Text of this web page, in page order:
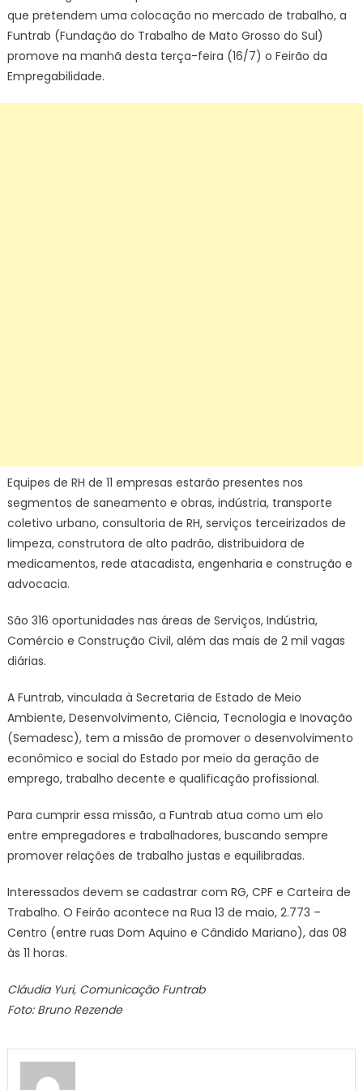
que pretendem uma colocação no mercado de trabalho, a
Funtrab (Fundação do Trabalho de Mato Grosso do Sul)
promove na manhã desta terça-feira (16/7) o Feirão da
Empregabilidade.
Equipes de RH de 11 empresas estarão presentes nos
segmentos de saneamento e obras, indústria, transporte
coletivo urbano, consultoria de RH, serviços terceirizados de
limpeza, construtora de alto padrão, distribuidora de
medicamentos, rede atacadista, engenharia e construção e
advocacia.
São 316 oportunidades nas áreas de Serviços, Indústria,
Comércio e Construção Civil, além das mais de 2 mil vagas
diárias.
A Funtrab, vinculada à Secretaria de Estado de Meio
Ambiente, Desenvolvimento, Ciência, Tecnologia e Inovação
(Semadesc), tem a missão de promover o desenvolvimento
econômico e social do Estado por meio da geração de
emprego, trabalho decente e qualificação profissional.
Para cumprir essa missão, a Funtrab atua como um elo
entre empregadores e trabalhadores, buscando sempre
promover relações de trabalho justas e equilibradas.
Interessados devem se cadastrar com RG, CPF e Carteira de
Trabalho. O Feirão acontece na Rua 13 de maio, 2.773 –
Centro (entre ruas Dom Aquino e Cândido Mariano), das 08
às 11 horas.
Cláudia Yuri, Comunicação Funtrab
Foto: Bruno Rezende